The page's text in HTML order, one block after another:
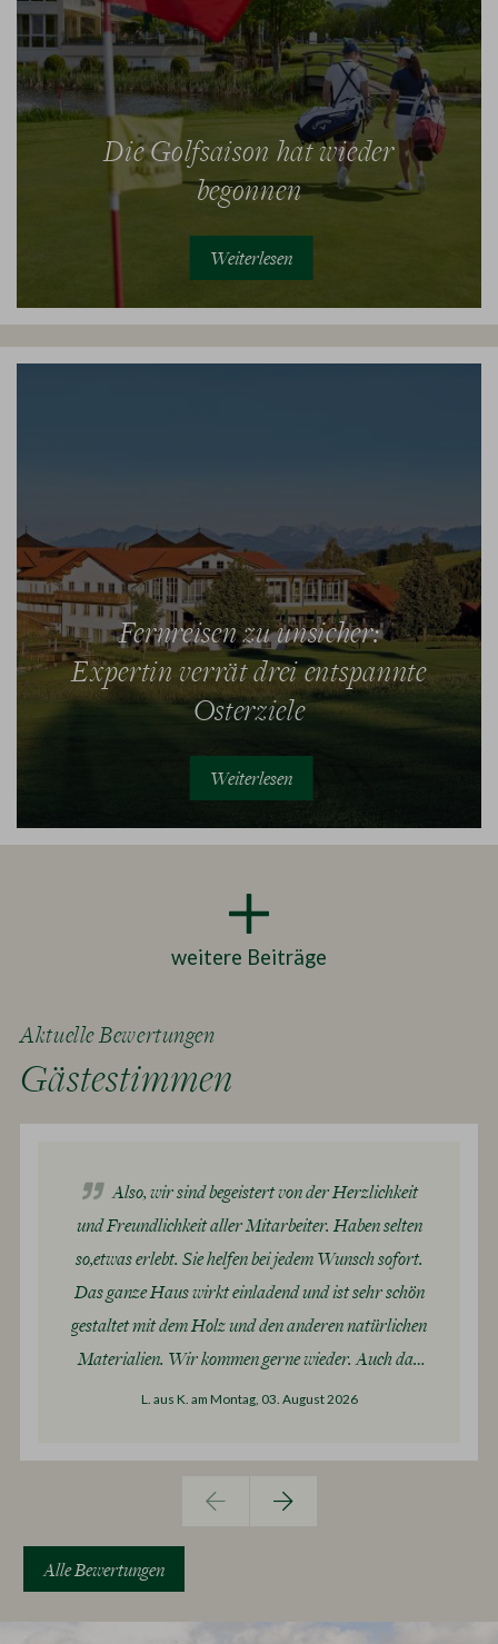
Die Golfsaison hat wieder
begonnen
Weiterlesen
Fernreisen zu unsicher:
Expertin verrät drei entspannte
Osterziele
Weiterlesen
weitere Beiträge
Aktuelle Bewertungen
Gästestimmen
Also, wir sind begeistert von der Herzlichkeit
und Freundlichkeit aller Mitarbeiter. Haben selten
so,etwas erlebt. Sie helfen bei jedem Wunsch sofort.
Das ganze Haus wirkt einladend und ist sehr schön
gestaltet mit dem Holz und den anderen natürlichen
Materialien. Wir kommen gerne wieder. Auch das
Zwischenberpflegungshäuschen …wunderschön
Freundliche Grüsse aus der 🇨🇭 Susanne Löffler
L. aus K. am Montag, 03. August 2026
Alle Bewertungen